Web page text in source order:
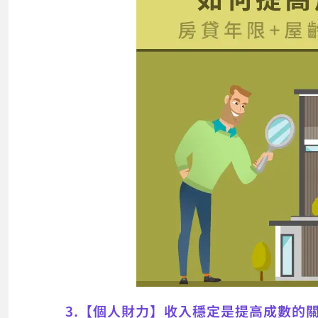
3.【個人財力】收入穩定是提高成數的